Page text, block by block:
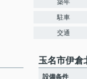
築年
駐車
交通
玉名市伊倉
設備条件